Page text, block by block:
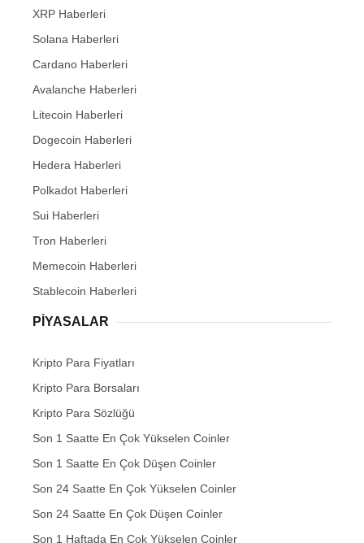
XRP Haberleri
Solana Haberleri
Cardano Haberleri
Avalanche Haberleri
Litecoin Haberleri
Dogecoin Haberleri
Hedera Haberleri
Polkadot Haberleri
Sui Haberleri
Tron Haberleri
Memecoin Haberleri
Stablecoin Haberleri
PIYASALAR
Kripto Para Fiyatları
Kripto Para Borsaları
Kripto Para Sözlüğü
Son 1 Saatte En Çok Yükselen Coinler
Son 1 Saatte En Çok Düşen Coinler
Son 24 Saatte En Çok Yükselen Coinler
Son 24 Saatte En Çok Düşen Coinler
Son 1 Haftada En Çok Yükselen Coinler